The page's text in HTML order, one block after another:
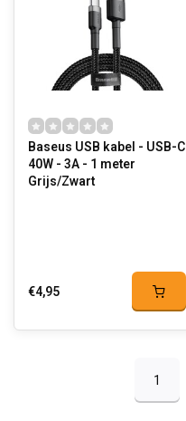
Baseus USB kabel - USB-C
40W - 3A - 1 meter
Grijs/Zwart
€4,95
1